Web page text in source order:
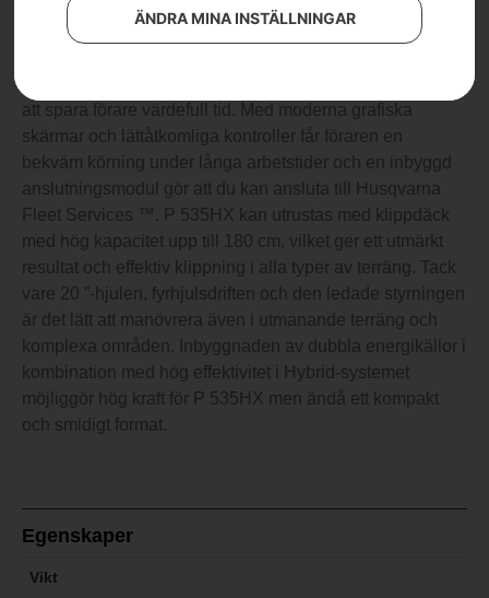
ÄNDRA MINA INSTÄLLNINGAR
Husqvarna P 535HX Hybrid Frontrotorklippare är perfekt
att spara förare värdefull tid. Med moderna grafiska
skärmar och lättåtkomliga kontroller får föraren en
bekväm körning under långa arbetstider och en inbyggd
anslutningsmodul gör att du kan ansluta till Husqvarna
Fleet Services ™. P 535HX kan utrustas med klippdäck
med hög kapacitet upp till 180 cm, vilket ger ett utmärkt
resultat och effektiv klippning i alla typer av terräng. Tack
vare 20 ”-hjulen, fyrhjulsdriften och den ledade styrningen
är det lätt att manövrera även i utmanande terräng och
komplexa områden. Inbyggnaden av dubbla energikällor i
kombination med hög effektivitet i Hybrid-systemet
möjliggör hög kraft för P 535HX men ändå ett kompakt
och smidigt format.
Egenskaper
Vikt